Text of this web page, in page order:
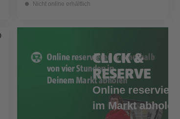
Nicht online erhältlich
CLICK &
RESERVE
Online
im Markt abholen